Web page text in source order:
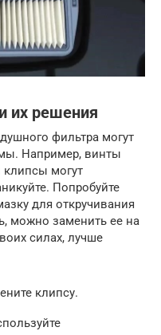
их решения
фильтра могут
Например, винты
могут
Попробуйте
для откручивания
можно заменить ее на
силах, лучше
клипсу.